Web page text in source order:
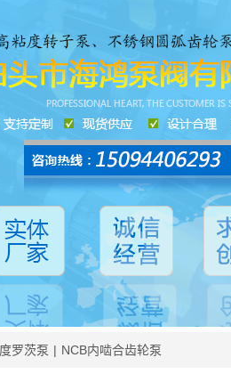
罗茨泵 | NCB内啮合齿轮泵